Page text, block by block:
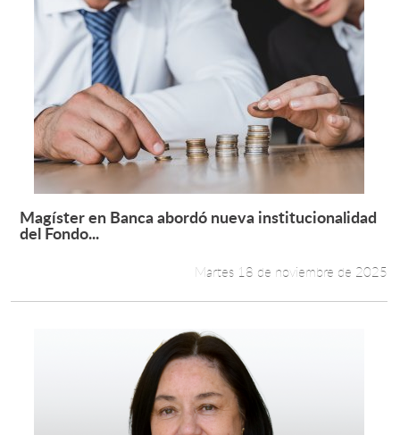
Leer más +
Magíster en Banca abordó nueva institucionalidad
del Fondo...
Martes 18 de noviembre de 2025